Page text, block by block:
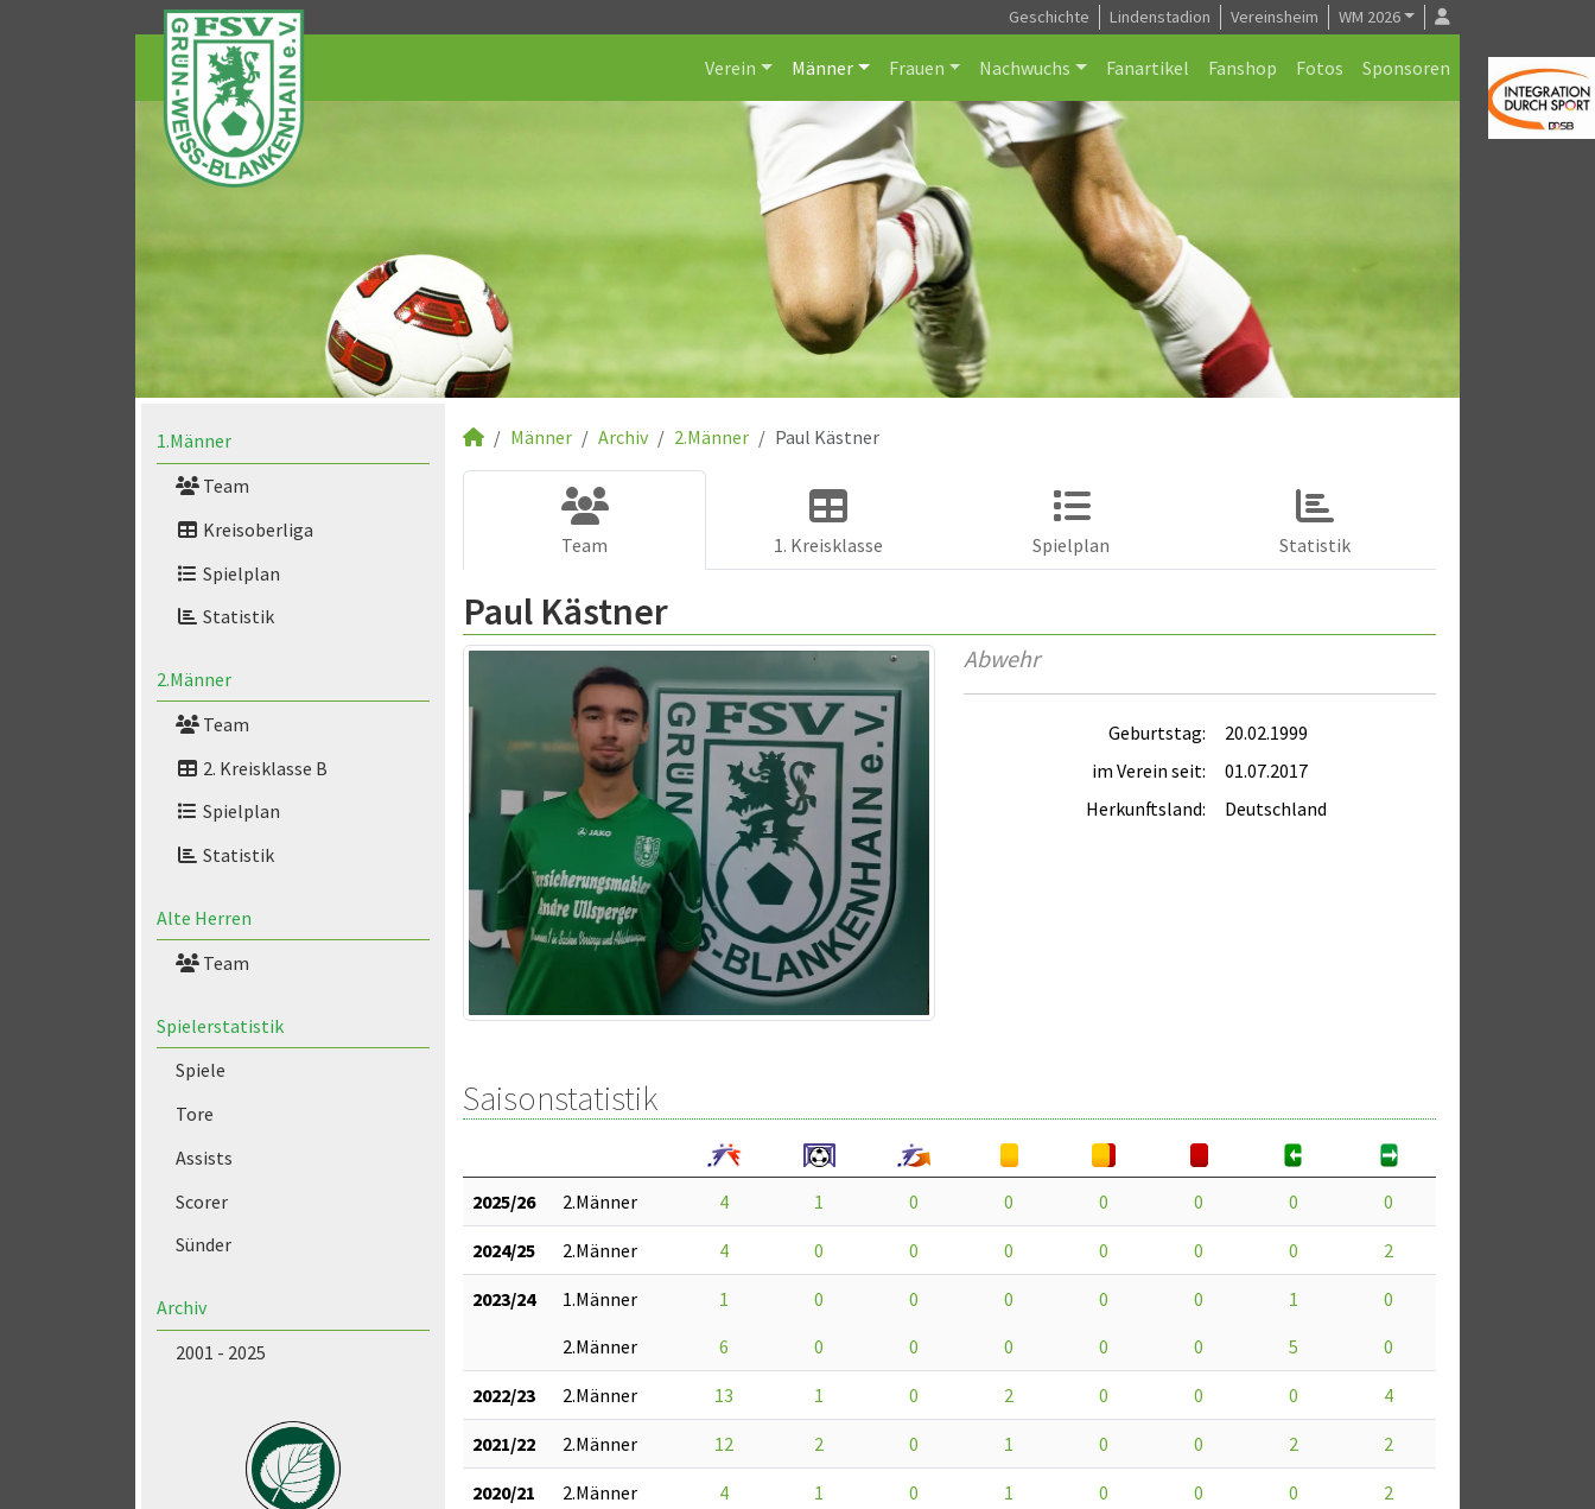
Geschichte Lindenstadion Vereinsheim WM 2026
Verein Männer Frauen Nachwuchs Fanartikel Fanshop Fotos Sponsoren
1.Männer
Team
Kreisoberliga
Spielplan
Statistik
2.Männer
Team
2. Kreisklasse B
Spielplan
Statistik
Alte Herren
Team
Spielerstatistik
Spiele
Tore
Assists
Scorer
Sünder
Archiv
2001 - 2025
Männer Archiv 2.Männer Paul Kästner
Team 1. Kreisklasse Spielplan Statistik
Paul Kästner
Abwehr
Geburtstag:
20.02.1999
im Verein seit:
01.07.2017
Herkunftsland:
Deutschland
Saisonstatistik
2025/26 2.Männer 4 1 0 0 0 0 0 0
2024/25 2.Männer 4 0 0 0 0 0 0 2
2023/24 1.Männer 1 0 0 0 0 0 1
0
2.Männer
6 0 0 0 0 0 5 0
2022/23 2.Männer 13 1 0 2 0 0 0 4
2021/22 2.Männer 12 2 0 1 0 0 2 2
2020/21 2.Männer 4 1 0 1 0 0 0 2